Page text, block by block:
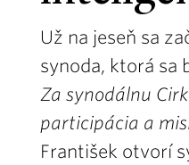
Už na jeseň sa
synoda, ktorá sa
Za synodálnu
participácia a
František otvorí